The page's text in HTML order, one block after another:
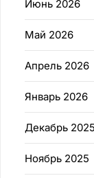
Июнь 2026
Май 2026
Апрель 2026
Январь 2026
Декабрь 2025
Ноябрь 2025